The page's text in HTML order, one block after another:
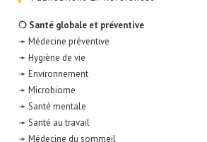
❍ Santé globale et préventive
➛ Médecine préventive
➛ Hygiène de vie
➛ Environnement
➛ Microbiome
➛ Santé mentale
➛ Santé au travail
➛ Médecine du sommeil